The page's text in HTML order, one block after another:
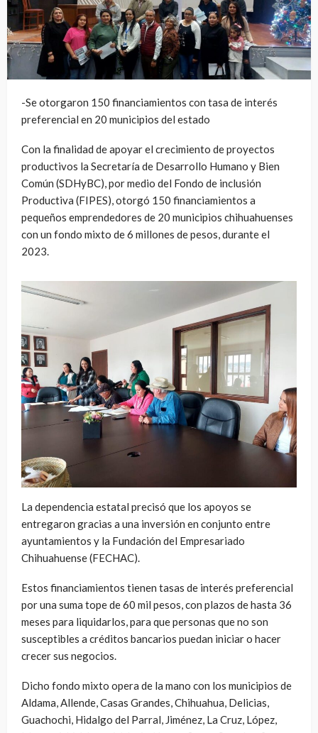
-Se otorgaron 150 financiamientos con tasa de interés
preferencial en 20 municipios del estado
Con la finalidad de apoyar el crecimiento de proyectos
productivos la Secretaría de Desarrollo Humano y Bien
Común (SDHyBC), por medio del Fondo de inclusión
Productiva (FIPES), otorgó 150 financiamientos a
pequeños emprendedores de 20 municipios chihuahuenses
con un fondo mixto de 6 millones de pesos, durante el
2023.
La dependencia estatal precisó que los apoyos se
entregaron gracias a una inversión en conjunto entre
ayuntamientos y la Fundación del Empresariado
Chihuahuense (FECHAC).
Estos financiamientos tienen tasas de interés preferencial
por una suma tope de 60 mil pesos, con plazos de hasta 36
meses para liquidarlos, para que personas que no son
susceptibles a créditos bancarios puedan iniciar o hacer
crecer sus negocios.
Dicho fondo mixto opera de la mano con los municipios de
Aldama, Allende, Casas Grandes, Chihuahua, Delicias,
Guachochi, Hidalgo del Parral, Jiménez, La Cruz, López,